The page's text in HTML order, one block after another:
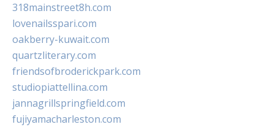
318mainstreet8h.com
lovenailsspari.com
oakberry-kuwait.com
quartzliterary.com
friendsofbroderickpark.com
studiopiattellina.com
jannagrillspringfield.com
fujiyamacharleston.com